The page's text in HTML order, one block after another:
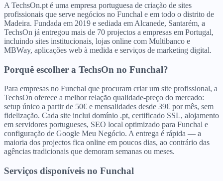
A TechsOn.pt é uma empresa portuguesa de criação de sites
profissionais que serve negócios no Funchal e em todo o distrito de
Madeira. Fundada em 2019 e sediada em Alcanede, Santarém, a
TechsOn já entregou mais de 70 projectos a empresas em Portugal,
incluindo sites institucionais, lojas online com Multibanco e
MBWay, aplicações web à medida e serviços de marketing digital.
Porquê escolher a TechsOn no Funchal?
Para empresas no Funchal que procuram criar um site profissional, a
TechsOn oferece a melhor relação qualidade-preço do mercado:
setup único a partir de 50€ e mensalidades desde 39€ por mês, sem
fidelização. Cada site inclui domínio .pt, certificado SSL, alojamento
em servidores portugueses, SEO local optimizado para Funchal e
configuração de Google Meu Negócio. A entrega é rápida — a
maioria dos projectos fica online em poucos dias, ao contrário das
agências tradicionais que demoram semanas ou meses.
Serviços disponíveis no Funchal